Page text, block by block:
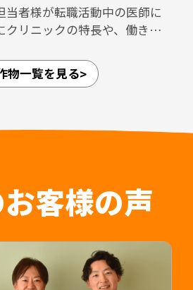
者の負担が大きくなりがちで
を活用しながら面談を進める
としています。
当者様が転職活動中の医師に
クリニックの特長や、働きや
・小牧・一宮・名古屋市守山
が診療に専念できること、紹
認識相違なども防止すること
物一覧を見る
客様の声